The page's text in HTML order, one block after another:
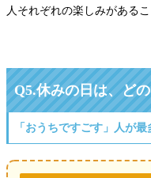
人それぞれの楽しみがある
Q5.休みの日は、ど
「おうちですごす」人が最